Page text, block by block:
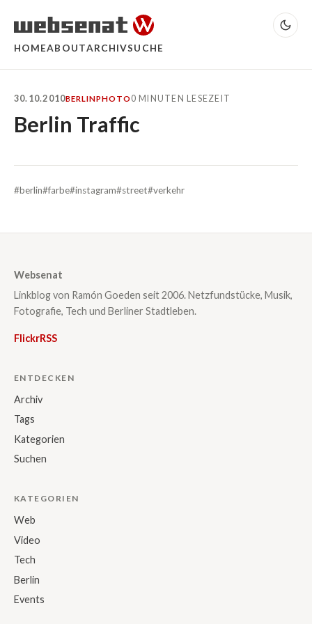
HOMEABOUTARCHIVSUCHE
30.10.2010BERLINPHOTO 0 MINUTEN LESEZEIT
Berlin Traffic
#berlin#farbe#instagram#street#verkehr
Websenat
Linkblog von Ramón Goeden seit 2006. Netzfundstücke, Musik,
Fotografie, Tech und Berliner Stadtleben.
FlickrRSS
ENTDECKEN
Archiv
Tags
Kategorien
Suchen
KATEGORIEN
Web
Video
Tech
Berlin
Events